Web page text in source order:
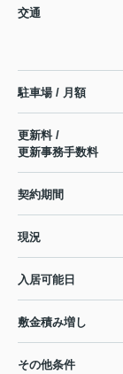
交通
駐車場 / 月額
更新料 /
更新事務手数料
契約期間
現況
入居可能日
敷金積み増し
その他条件